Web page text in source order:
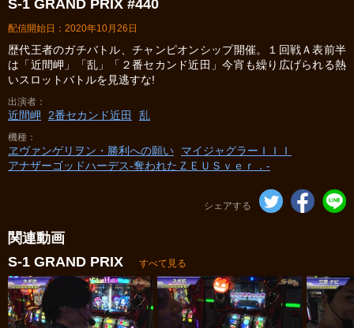
S-1 GRAND PRIX #440
配信開始日：2020年10月26日
歴代王者のガチバトル、チャンピオンシップ開催。１回戦Ａ表前半
は「近間岬」「乱」「２番セカンド近田」今宵も繰り広げられる熱
いスロットバトルを見逃すな!
出演者
近間岬 2番セカンド近田 乱
機種
ヱヴァンゲリヲン・勝利への願い
マイジャグラーＩＩＩ
アナザーゴッドハーデス-奪われたＺＥＵＳｖｅｒ．-
シェアする
関連動画
S-1 GRAND PRIX
すべて見る